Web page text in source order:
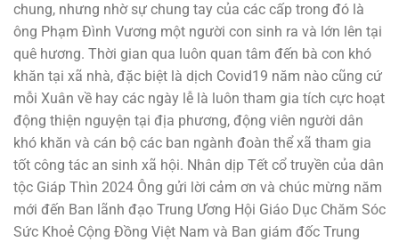
chung, nhưng nhờ sự chung tay của các cấp trong đó là
ông Phạm Đình Vương một người con sinh ra và lớn lên tại
quê hương. Thời gian qua luôn quan tâm đến bà con khó
khăn tại xã nhà, đặc biệt là dịch Covid19 năm nào cũng cứ
mỗi Xuân về hay các ngày lễ là luôn tham gia tích cực hoạt
động thiện nguyện tại địa phương, động viên người dân
khó khăn và cán bộ các ban ngành đoàn thể xã tham gia
tốt công tác an sinh xã hội. Nhân dịp Tết cổ truyền của dân
tộc Giáp Thìn 2024 Ông gửi lời cảm ơn và chúc mừng năm
mới đến Ban lãnh đạo Trung Ương Hội Giáo Dục Chăm Sóc
Sức Khoẻ Cộng Đồng Việt Nam và Ban giám đốc Trung